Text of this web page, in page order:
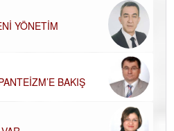
YÖNETİM
BAKIŞ